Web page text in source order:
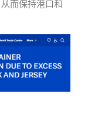
而保持港口和